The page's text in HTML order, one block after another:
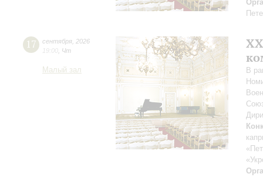
17 сентября 2026
19:00 Чт
Малый зал
В